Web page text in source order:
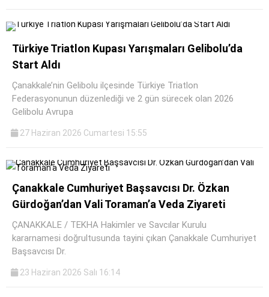
Türkiye Triatlon Kupası Yarışmaları Gelibolu’da
Start Aldı
Çanakkale’nin Gelibolu ilçesinde Türkiye Triatlon
Federasyonunun düzenlediği ve 2 gün sürecek olan 2026
Gelibolu Avrupa
27 Haziran 2026 Cumartesi 15:55
Çanakkale Cumhuriyet Başsavcısı Dr. Özkan
Gürdoğan’dan Vali Toraman’a Veda Ziyareti
ÇANAKKALE / TEKHA Hakimler ve Savcılar Kurulu
kararnamesi doğrultusunda tayini çıkan Çanakkale Cumhuriyet
Başsavcısı Dr.
23 Haziran 2026 Salı 16:14